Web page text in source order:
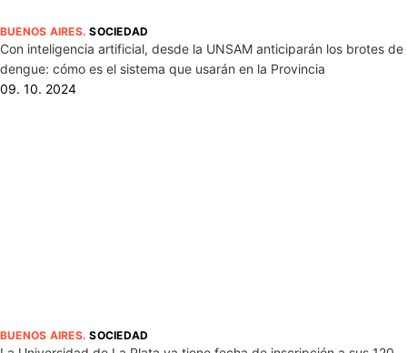
BUENOS AIRES.SOCIEDAD
Con inteligencia artificial, desde la UNSAM anticiparán los brotes de
dengue: cómo es el sistema que usarán en la Provincia
09. 10. 2024
BUENOS AIRES.SOCIEDAD